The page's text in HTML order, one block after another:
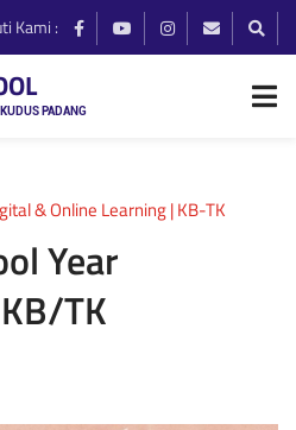
Kami :
PADANG
& Online Learning | KB-TK
Year
TK